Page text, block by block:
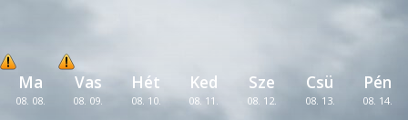
Ma
08. 08.
Vas
08. 09.
Hét
08. 10.
Ked
08. 11.
Sze
08. 12.
Csü
08. 13.
Pén
08. 14.